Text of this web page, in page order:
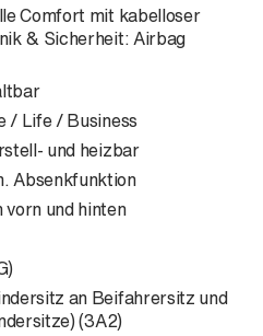
Comfort mit kabelloser
& Sicherheit: Airbag
/ Life / Business
und heizbar
Absenkfunktion
und hinten
an Beifahrersitz und
(3A2)